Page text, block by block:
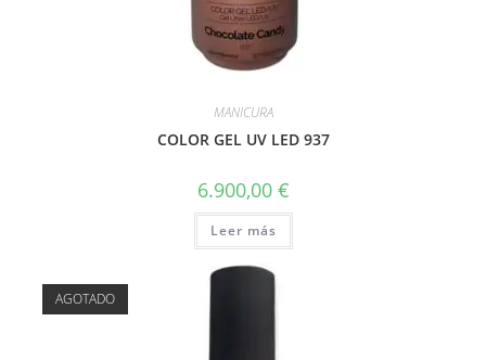
MANICURA
COLOR GEL UV LED 937
6.900,00 €
Leer más
AGOTADO